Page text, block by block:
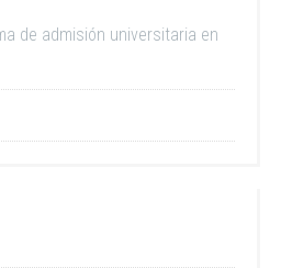
de admisión universitaria en